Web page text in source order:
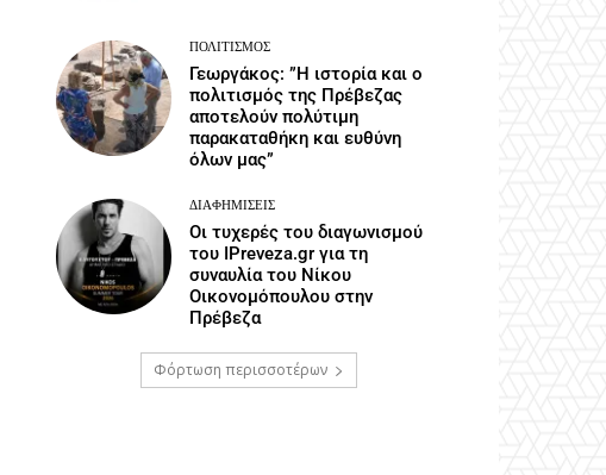
ΠΟΛΙΤΙΣΜΌΣ
Γεωργάκος: ”Η ιστορία και ο
πολιτισμός της Πρέβεζας
αποτελούν πολύτιμη
παρακαταθήκη και ευθύνη
όλων μας”
ΔΙΑΦΗΜΊΣΕΙΣ
Οι τυχερές του διαγωνισμού
του IPreveza.gr για τη
συναυλία του Νίκου
Οικονομόπουλου στην
Πρέβεζα
Φόρτωση περισσοτέρων